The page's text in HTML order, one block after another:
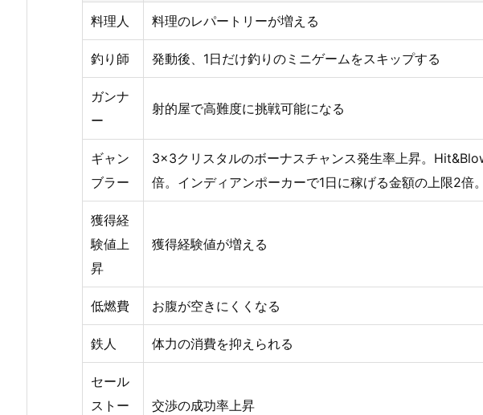
料理人 料理のレパートリーが増える
釣り師 発動後、1日だけ釣りのミニゲームをスキップする
ガンナ
ー
射的屋で高難度に挑戦可能になる
ギャン
ブラー
3×3クリスタルのボーナスチャンス発生率上昇。
倍。インディアンポーカーで1日に稼げる金額の上限2倍。
獲得経
験値上
昇
獲得経験値が増える
低燃費 お腹が空きにくくなる
鉄人 体力の消費を抑えられる
セール
ストー
交渉の成功率上昇